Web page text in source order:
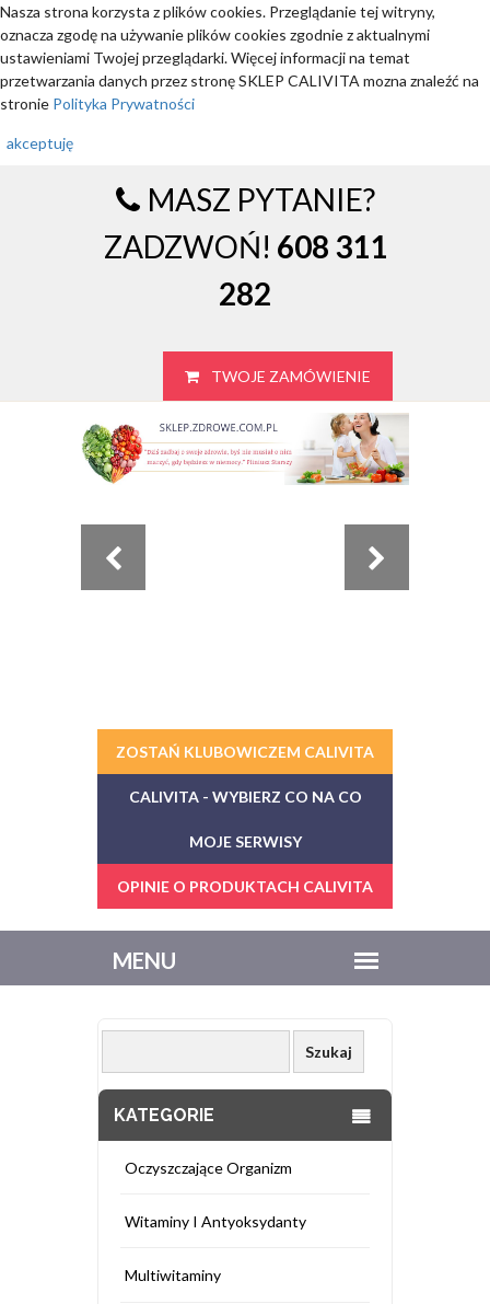
Nasza strona korzysta z plików cookies. Przeglądanie tej witryny,
oznacza zgodę na używanie plików cookies zgodnie z aktualnymi
ustawieniami Twojej przeglądarki. Więcej informacji na temat
przetwarzania danych przez stronę SKLEP CALIVITA mozna znaleźć na
stronie Polityka Prywatności
akceptuję
MASZ PYTANIE?
ZADZWOŃ! 608 311
282
TWOJE ZAMÓWIENIE
ZOSTAŃ KLUBOWICZEM CALIVITA
CALIVITA - WYBIERZ CO NA CO
MOJE SERWISY
OPINIE O PRODUKTACH CALIVITA
KATEGORIE
Oczyszczające Organizm
Witaminy I Antyoksydanty
Multiwitaminy